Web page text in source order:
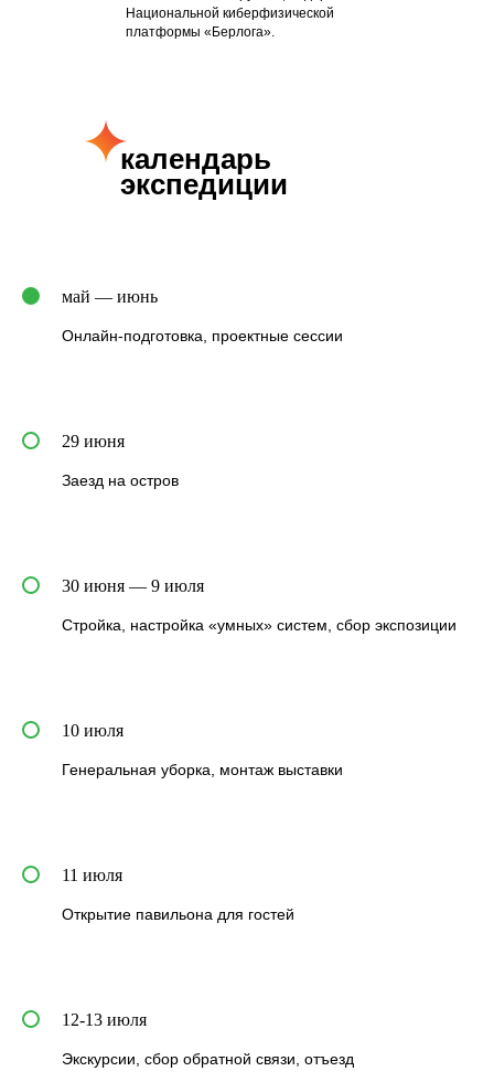
Национальной киберфизической
платформы «Берлога».
календарь
экспедиции
май — июнь
Онлайн‑подготовка, проектные сессии
29 июня
Заезд на остров
30 июня — 9 июля
Стройка, настройка «умных» систем, сбор экспозиции
10 июля
Генеральная уборка, монтаж выставки
11 июля
Открытие павильона для гостей
12-13 июля
Экскурсии, сбор обратной связи, отъезд